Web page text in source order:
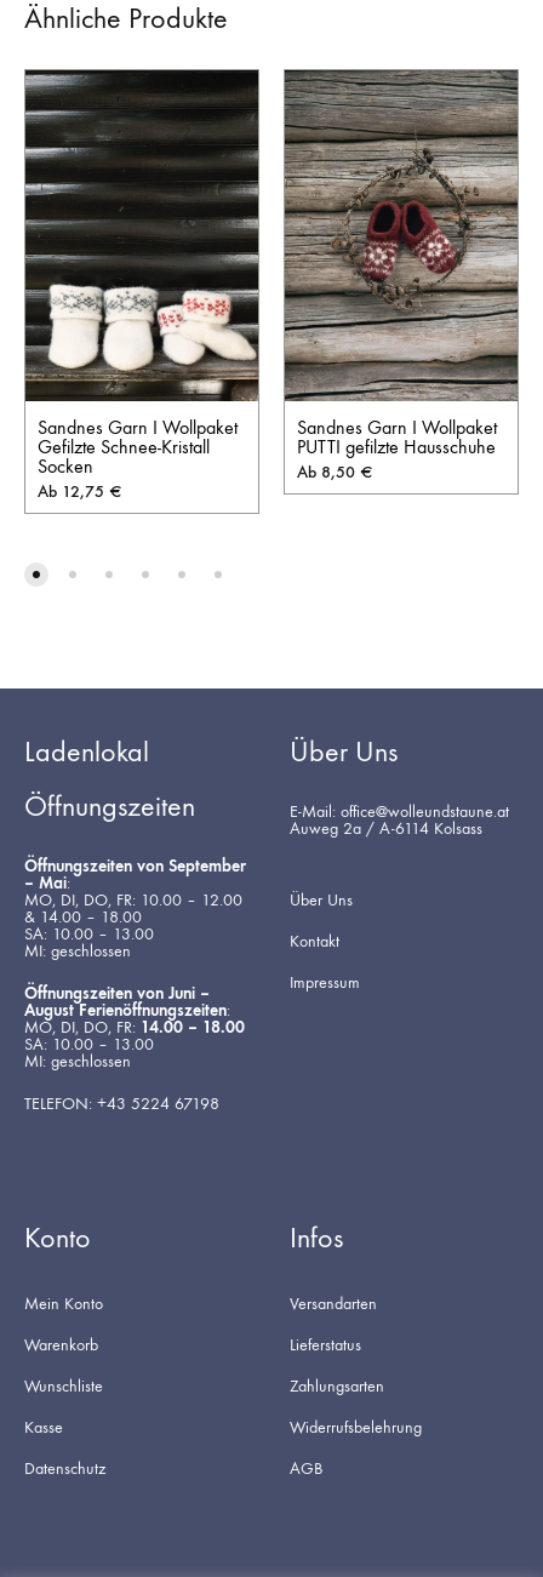
Ähnliche Produkte
Sandnes Garn I Wollpaket
Gefilzte Schnee-Kristall
Socken
Ab 12,75 €
Sandnes Garn I Wollpaket
PUTTI gefilzte Hausschuhe
Ab 8,50 €
Ladenlokal
Öffnungszeiten
Öffnungszeiten von September
– Mai:
MO, DI, DO, FR: 10.00 – 12.00
& 14.00 – 18.00
SA: 10.00 – 13.00
MI: geschlossen
Öffnungszeiten von Juni –
August Ferienöffnungszeiten:
MO, DI, DO, FR: 14.00 – 18.00
SA: 10.00 – 13.00
MI: geschlossen
TELEFON: +43 5224 67198
Über Uns
E-Mail: office@wolleundstaune.at
Auweg 2a / A-6114 Kolsass
Über Uns
Kontakt
Impressum
Konto
Mein Konto
Warenkorb
Wunschliste
Kasse
Datenschutz
Infos
Versandarten
Lieferstatus
Zahlungsarten
Widerrufsbelehrung
AGB